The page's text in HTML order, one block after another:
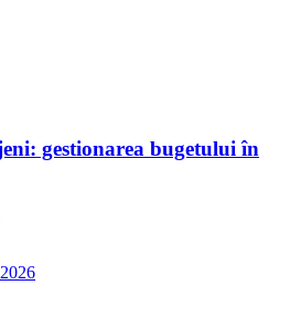
gestionarea bugetului în